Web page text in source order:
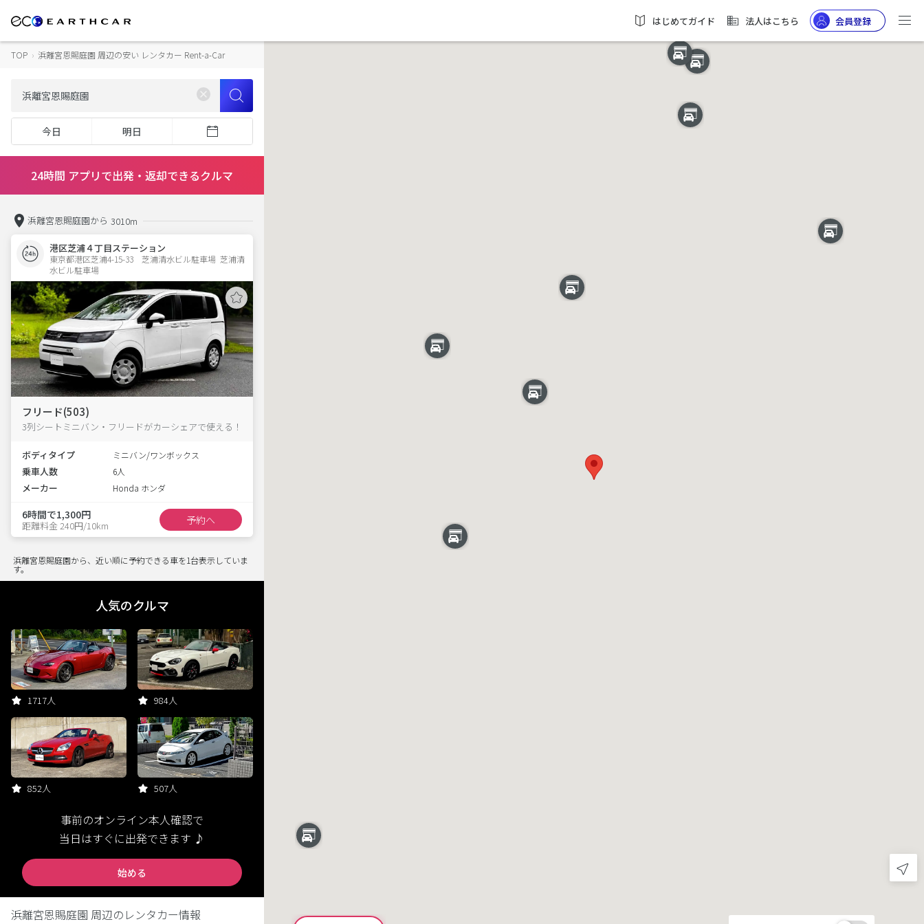
はじめてガイド 法人はこちら 会員登録
TOP › 浜離宮恩賜庭園 周辺の安い レンタカー Rent-a-Car
今日 明日
24時間 アプリで出発・返却できるクルマ
浜離宮恩賜庭園から 3010m
港区芝浦４丁目ステーション
東京都港区芝浦4-15-33　芝浦清水ビル駐車場  芝浦清
水ビル駐車場
フリード(503)
3列シートミニバン・フリードがカーシェアで使える！
ボディタイプ ミニバン/ワンボックス
乗車人数 6人
メーカー Honda ホンダ
6時間で1,300円
距離料金 240円/10km 予約へ
浜離宮恩賜庭園から、近い順に予約できる車を1台表示していま
す。
人気のクルマ
1717人 984人
852人 507人
事前のオンライン本人確認で
当日はすぐに出発できます ♪
始める
浜離宮恩賜庭園 周辺のレンタカー情報